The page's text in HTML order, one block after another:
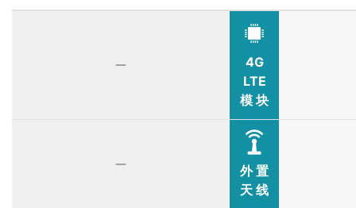
4G
LTE
模 块
外 置
天 线